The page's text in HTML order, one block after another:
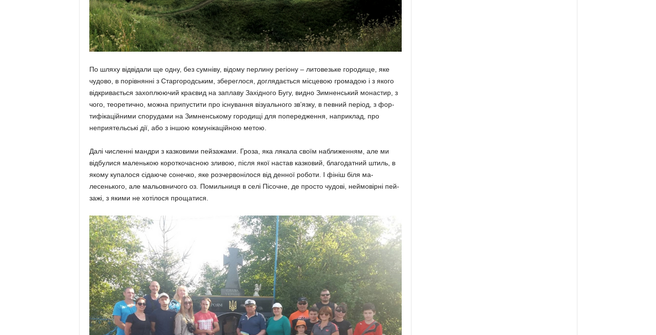
По шляху відвідали ще одну, без сумніву, відому перлину регіону – литовезьке горо­дище, яке
чудово, в порівнянні з Старго­родським, зберег­лося, доглядається місце­вою громадою і з якого
відкривається захо­п­люючий краєвид на заплаву Західного Бугу, видно Зимненський монастир, з
чого, тео­ретично, можна припустити про існування візуального зв’язку, в певний період, з фор­
тифікаційними спорудами на Зимненському городищі для попередження, наприклад, про
неприятель­ські дії, або з іншою кому­­нікаційною метою.
Далі численні мандри з казковими пей­зажами. Гроза, яка лякала своїм набли­женням, але ми
відбулися маленькою ко­рот­кочасною зливою, після якої настав каз­ковий, благодатний штиль, в
якому купа­лося сідаюче сонечко, яке розчер­во­нілося від денної роботи. І фініш біля ма­
лесенького, але мальовничого оз. По­ми­ль­ниця в селі Пісочне, де просто чудові, ней­мо­вірні пей­
зажі, з якими не хотілося проща­тися.